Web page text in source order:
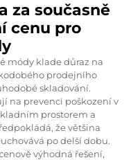
za současně
cenu pro
módy klade důraz na
prodejního
skladování.
na prevenci poškození v
prostorem a
že většina
po delší dobu.
výhodná řešení,